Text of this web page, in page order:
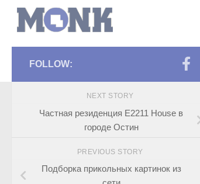
FOLLOW:
NEXT STORY
Частная резиденция E2211 House в
городе Остин
PREVIOUS STORY
Подборка прикольных картинок из